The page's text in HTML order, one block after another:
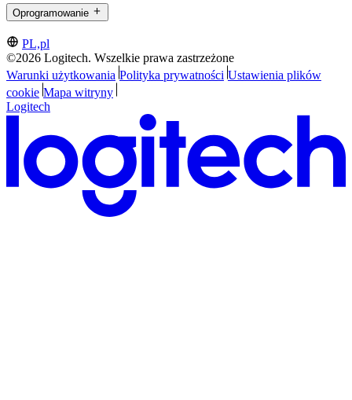
Oprogramowanie
PL,pl
©2026 Logitech. Wszelkie prawa zastrzeżone
Warunki użytkowania Polityka prywatności Ustawienia plików
cookie Mapa witryny
Logitech